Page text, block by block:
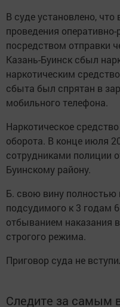
В суде установлено,
проведения
посредством отправки
Казань-Буинск сбыл
наркотическим
сбыта был спрятан в
мобильного телефона.
Наркотическое
оборота. В конце июля
сотрудниками полиции
Буинскому району.
Б. свою вину полностью
подсудимого к 3 годам
отбыванием наказания
строгого режима.
Приговор суда не
Следите за самым